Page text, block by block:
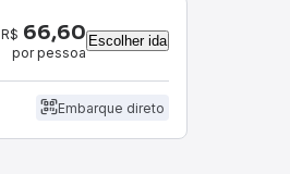
R$ 66,60
por pessoa
Escolher ida
Embarque direto